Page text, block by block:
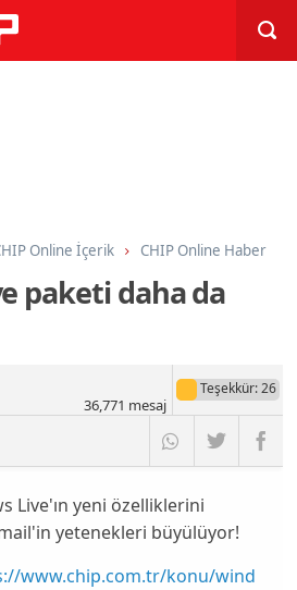
Online İçerik CHIP Online Haber
paketi daha da
Teşekkür: 26
36,771 mesaj
Live'ın yeni özelliklerini
yetenekleri büyülüyor!
www.chip.com.tr/konu/wind